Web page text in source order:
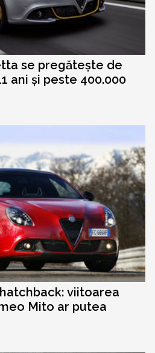
se pregătește de
ani și peste 400.000
viitoarea
Mito ar putea